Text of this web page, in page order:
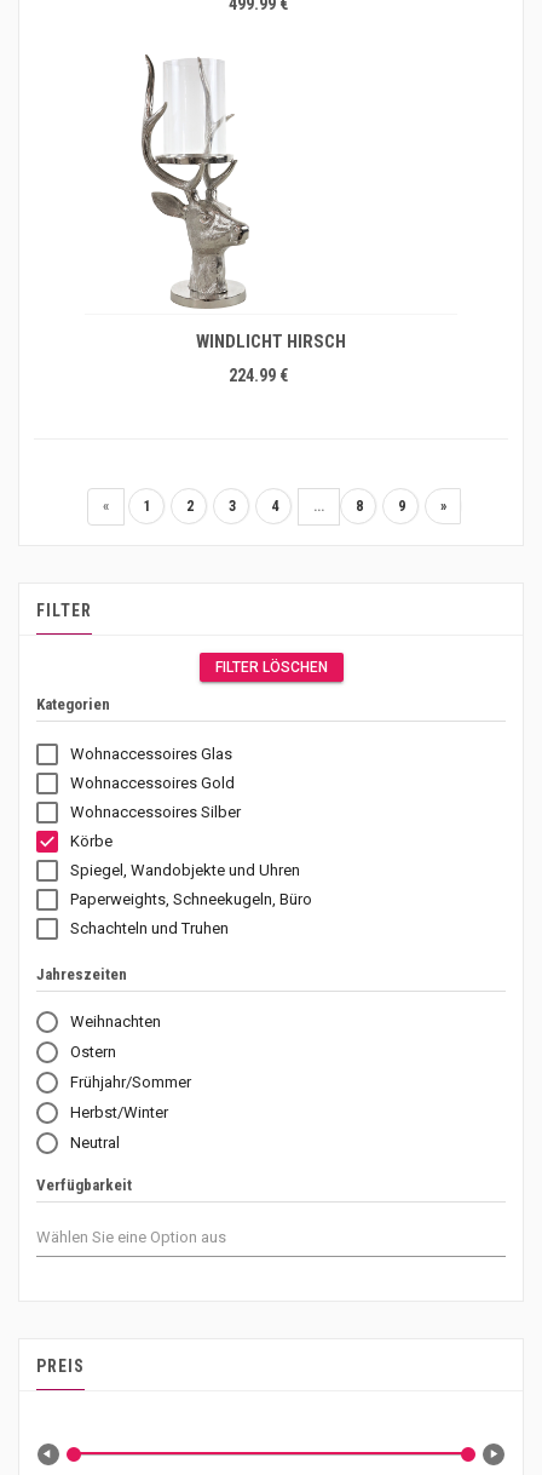
WINDLICHT HIRSCH
224.99 €
« 1 2 3 4 ... 8 9 »
FILTER
FILTER LÖSCHEN
Kategorien
Wohnaccessoires Glas
Wohnaccessoires Gold
Wohnaccessoires Silber
Körbe
Spiegel, Wandobjekte und Uhren
Paperweights, Schneekugeln, Büro
Schachteln und Truhen
Jahreszeiten
Weihnachten
Ostern
Frühjahr/Sommer
Herbst/Winter
Neutral
Verfügbarkeit
PREIS